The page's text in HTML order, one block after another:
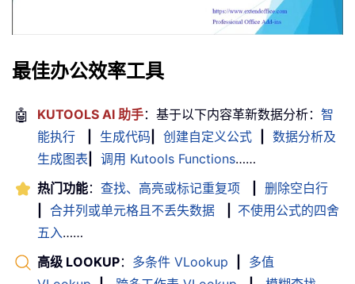
最佳办公效率工具
🤖 KUTOOLS AI 助手：基于以下内容革新数据分析： 智
能执行
生成代码 创建自定义公式
数据分析及
生成图表
调用 Kutools Functions……
热门功能： 查找、高亮或标记重复项
删除空白行
合并列或单元格且不丢失数据
不使用公式的四舍
五入……
高级 LOOKUP： 多条件 VLookup
多值